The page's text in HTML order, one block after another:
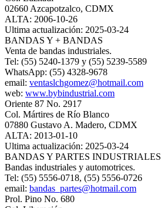
02660 Azcapotzalco, CDMX
ALTA: 2006-10-26
Ultima actualización: 2025-03-24
BANDAS Y + BANDAS
Venta de bandas industriales.
Tel: (55) 5240-1379 y (55) 5239-5589
WhatsApp: (55) 4328-9678
email: ventaslchgomez@hotmail.com
web: www.bybindustrial.com
Oriente 87 No. 2917
Col. Mártires de Río Blanco
07880 Gustavo A. Madero, CDMX
ALTA: 2013-01-10
Ultima actualización: 2025-03-24
BANDAS Y PARTES INDUSTRIALES
Bandas industriales y automotrices.
Tel: (55) 5556-0718, (55) 5556-0726
email: bandas_partes@hotmail.com
Prol. Pino No. 680